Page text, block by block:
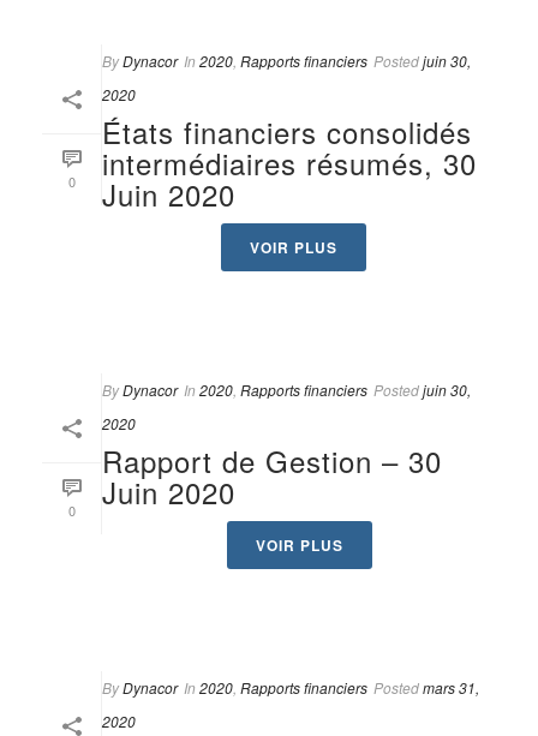
0
ByDynacor In 2020 Rapports financiers Postedjuin 30,
2020
États financiers consolidés
intermédiaires résumés, 30
Juin 2020
VOIR PLUS
0
ByDynacor In 2020 Rapports financiers Postedjuin 30,
2020
Rapport de Gestion – 30
Juin 2020
VOIR PLUS
ByDynacor In 2020 Rapports financiers Postedmars 31,
2020